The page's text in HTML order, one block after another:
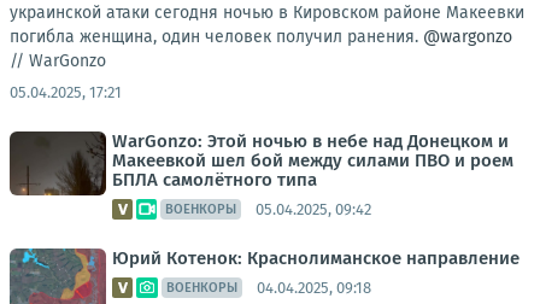
украинской атаки сегодня ночью в Кировском районе Макеевки
погибла женщина, один человек получил ранения. @wargonzo
// WarGonzo
05.04.2025, 17:21
WarGonzo: Этой ночью в небе над Донецком и
Макеевкой шел бой между силами ПВО и роем
БПЛА самолётного типа
ВОЕНКОРЫ 05.04.2025, 09:42
Юрий Котенок: Краснолиманское направление
ВОЕНКОРЫ 04.04.2025, 09:18